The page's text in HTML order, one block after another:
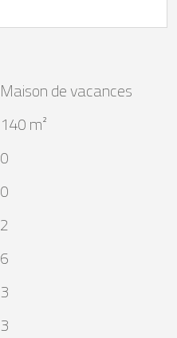
Maison de vacances
140 m²
0
0
2
6
3
3